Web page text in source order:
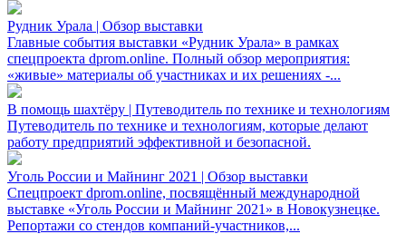
Рудник Урала | Обзор выставки
Главные события выставки «Рудник Урала» в рамках
спецпроекта dprom.online. Полный обзор мероприятия:
«живые» материалы об участниках и их решениях -...
В помощь шахтёру | Путеводитель по технике и технологиям
Путеводитель по технике и технологиям, которые делают
работу предприятий эффективной и безопасной.
Уголь России и Майнинг 2021 | Обзор выставки
Спецпроект dprom.online, посвящённый международной
выставке «Уголь России и Майнинг 2021» в Новокузнецке.
Репортажи со стендов компаний-участников,...